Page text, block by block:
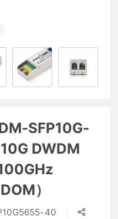
SFP10G-
DWDM
）
40